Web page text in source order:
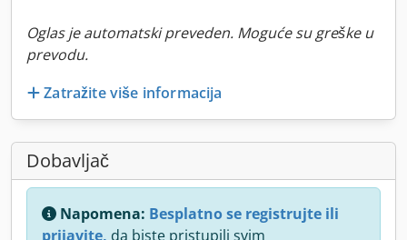
Oglas je automatski preveden. Moguće su greške u
prevodu.
Zatražite više informacija
Dobavljač
Napomena: Besplatno se registrujte ili
prijavite, da biste pristupili svim